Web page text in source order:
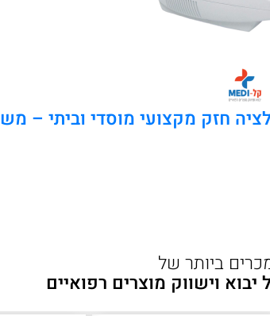
חזק מקצועי מוסדי וביתי –
ביותר של
וישווק מוצרים רפואיים